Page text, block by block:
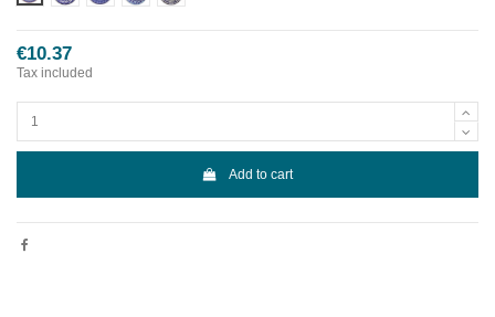
€10.37
Tax included
Add to cart